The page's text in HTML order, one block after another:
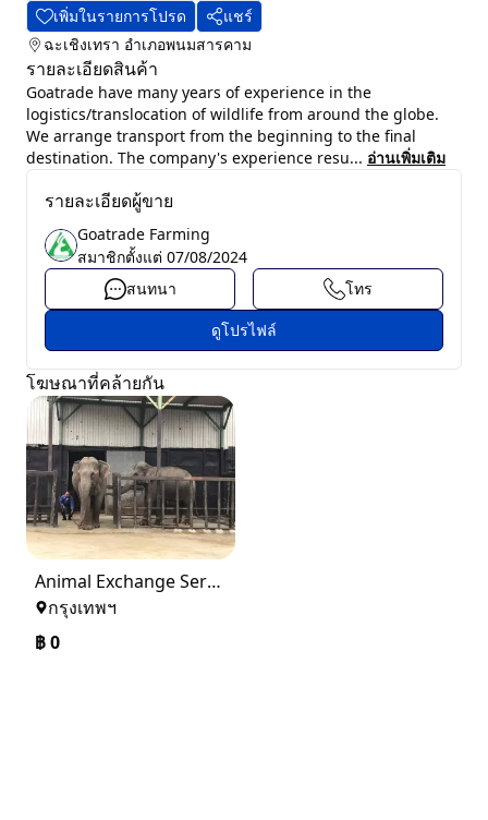
เพิ่มในรายการโปรด
แชร์
ฉะเชิงเทรา อำเภอพนมสารคาม
รายละเอียดสินค้า
Goatrade have many years of experience in the
logistics/translocation of wildlife from around the globe.
We arrange transport from the beginning to the final
destination. The company's experience resu... อ่านเพิ่มเติม
รายละเอียดผู้ขาย
Goatrade Farming
สมาชิกตั้งแต่ 07/08/2024
สนทนา
โทร
ดูโปรไฟล์
โฆษณาที่คล้ายกัน
Animal Exchange Services in Thailand
กรุงเทพฯ
฿0